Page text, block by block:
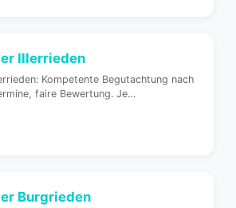
Illerrieden
Kompetente Begutachtung nach
faire Bewertung. Je…
Burgrieden